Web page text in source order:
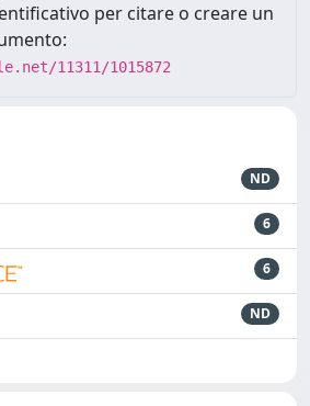
per citare o creare un
11311/1015872
ND
6
6
ND